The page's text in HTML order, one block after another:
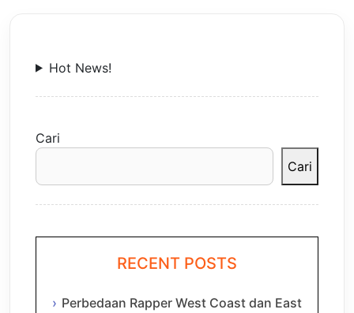
Hot News!
Cari
Cari
RECENT POSTS
Perbedaan Rapper West Coast dan East